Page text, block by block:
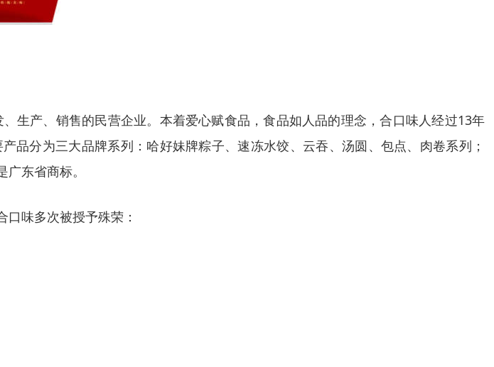
生产、销售的民营企业。本着爱心赋食品，食品如人品的理念，合口味人经过13年
分为三大品牌系列：哈好妹牌粽子、速冻水饺、云吞、汤圆、包点、肉卷系列；
东省商标。
味多次被授予殊荣：